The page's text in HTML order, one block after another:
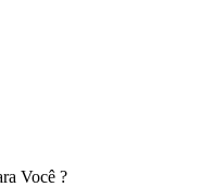
Você ?